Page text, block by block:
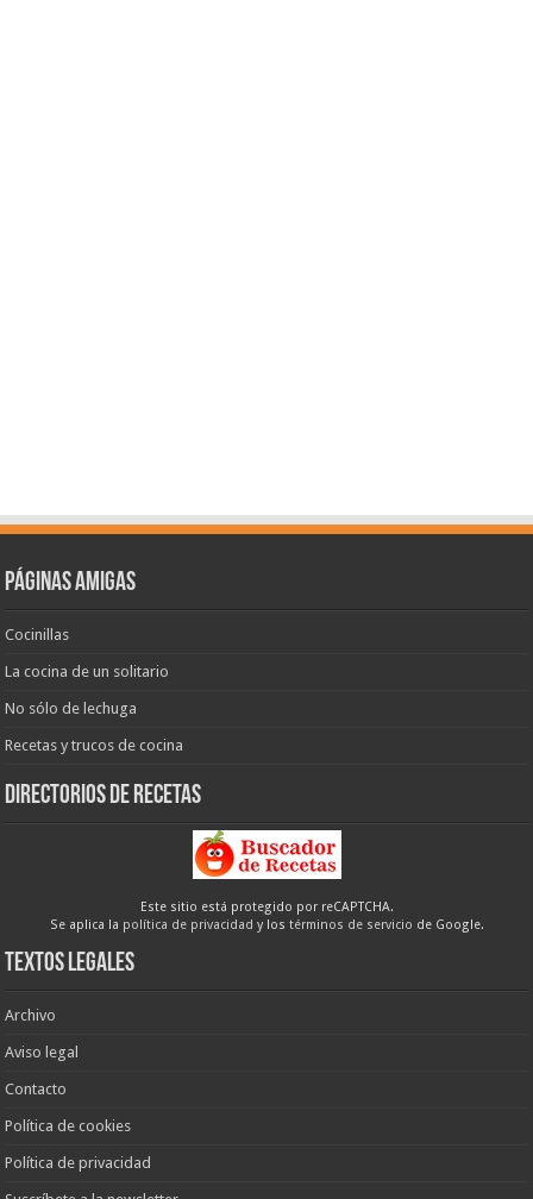
Páginas amigas
Cocinillas
La cocina de un solitario
No sólo de lechuga
Recetas y trucos de cocina
Directorios de recetas
Este sitio está protegido por reCAPTCHA.
Se aplica la política de privacidad y los términos de servicio de Google.
Textos legales
Archivo
Aviso legal
Contacto
Política de cookies
Política de privacidad